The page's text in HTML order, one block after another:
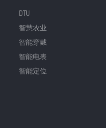
DTU
智慧农业
智能穿戴
智能电表
智能定位